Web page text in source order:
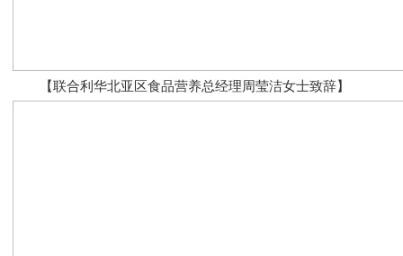
【联合利华北亚区食品营养总经理周莹洁女士致辞】